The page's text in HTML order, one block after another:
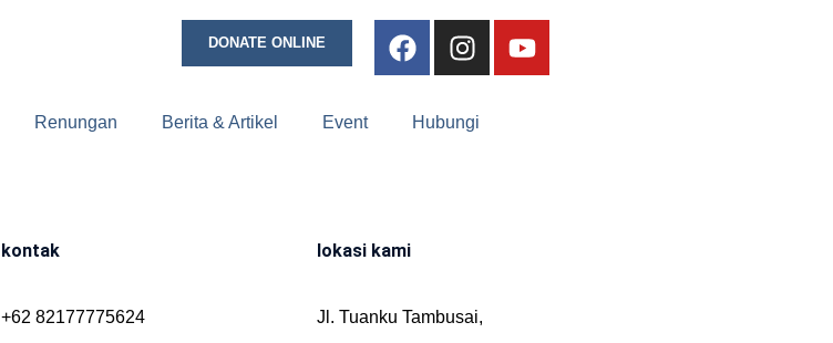
DONATE ONLINE
Renungan Berita & Artikel Event Hubungi
kontak
+62 82177775624
lokasi kami
Jl. Tuanku Tambusai,